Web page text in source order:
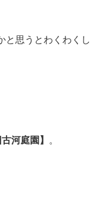
と思うとわくわくし
古河庭園】 。